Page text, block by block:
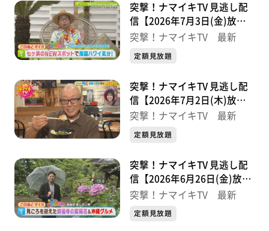
突撃！ナマイキTV 見逃し配
信【2026年7月3日(金)放送
分】
突撃！ナマイキTV 最新
定額見放題
突撃！ナマイキTV 見逃し配
信【2026年7月2日(木)放送
分】
突撃！ナマイキTV 最新
定額見放題
突撃！ナマイキTV 見逃し配
信【2026年6月26日(金)放送
分】
突撃！ナマイキTV 最新
定額見放題